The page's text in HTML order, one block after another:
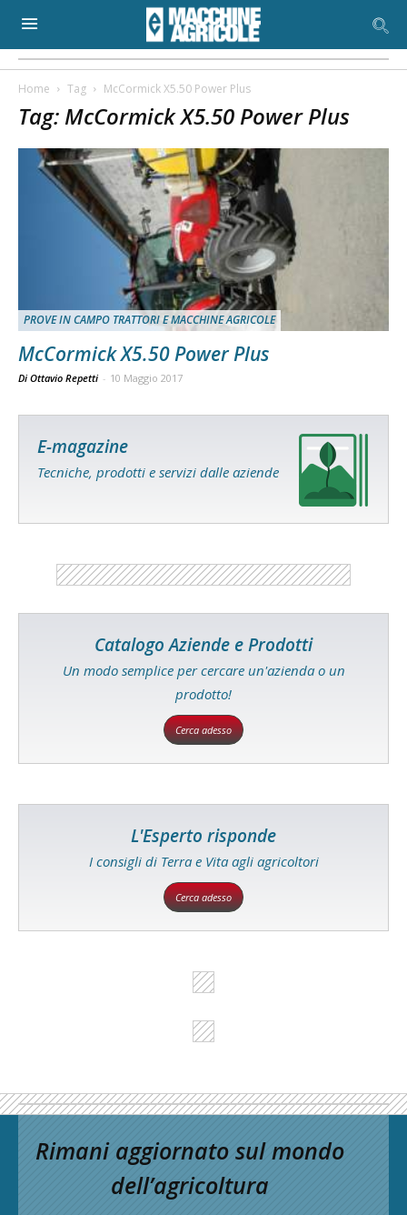
Home Tag McCormick X5.50 Power Plus
Tag: McCormick X5.50 Power Plus
PROVE IN CAMPO TRATTORI E MACCHINE AGRICOLE
McCormick X5.50 Power Plus
Di Ottavio Repetti - 10 Maggio 2017
E-magazine
Tecniche, prodotti e servizi dalle aziende
Catalogo Aziende e Prodotti
Un modo semplice per cercare un'azienda o un
prodotto!
Cerca adesso
L'Esperto risponde
I consigli di Terra e Vita agli agricoltori
Cerca adesso
Rimani aggiornato sul mondo
dell’agricoltura